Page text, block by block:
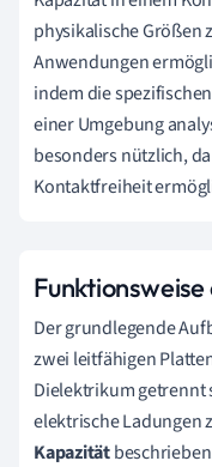
physikalische Größen
Anwendungen
indem die
einer Umgebung
besonders nützlich,
Kontaktfreiheit
Der grundlegende
zwei leitfähigen
Dielektrikum getrennt
elektrische Ladungen
Kapazität